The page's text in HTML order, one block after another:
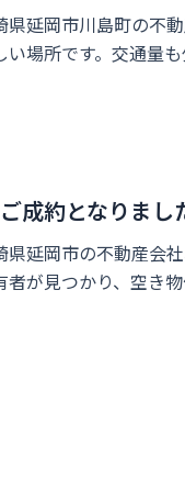
県延岡市川島町の不
い場所です。交通量
成約となりまし
県延岡市の不動産会
者が見つかり、空き